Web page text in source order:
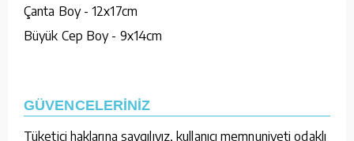
Çanta Boy - 12x17cm
Büyük Cep Boy - 9x14cm
GÜVENCELERİNİZ
Tüketici haklarına saygılıyız, kullanıcı memnuniyeti odaklı